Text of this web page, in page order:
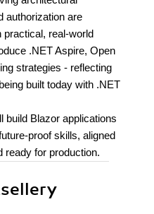
authorization are
practical, real-world
.NET Aspire, Open
strategies - reflecting
built today with .NET
build Blazor applications
proof skills, aligned
ready for production.